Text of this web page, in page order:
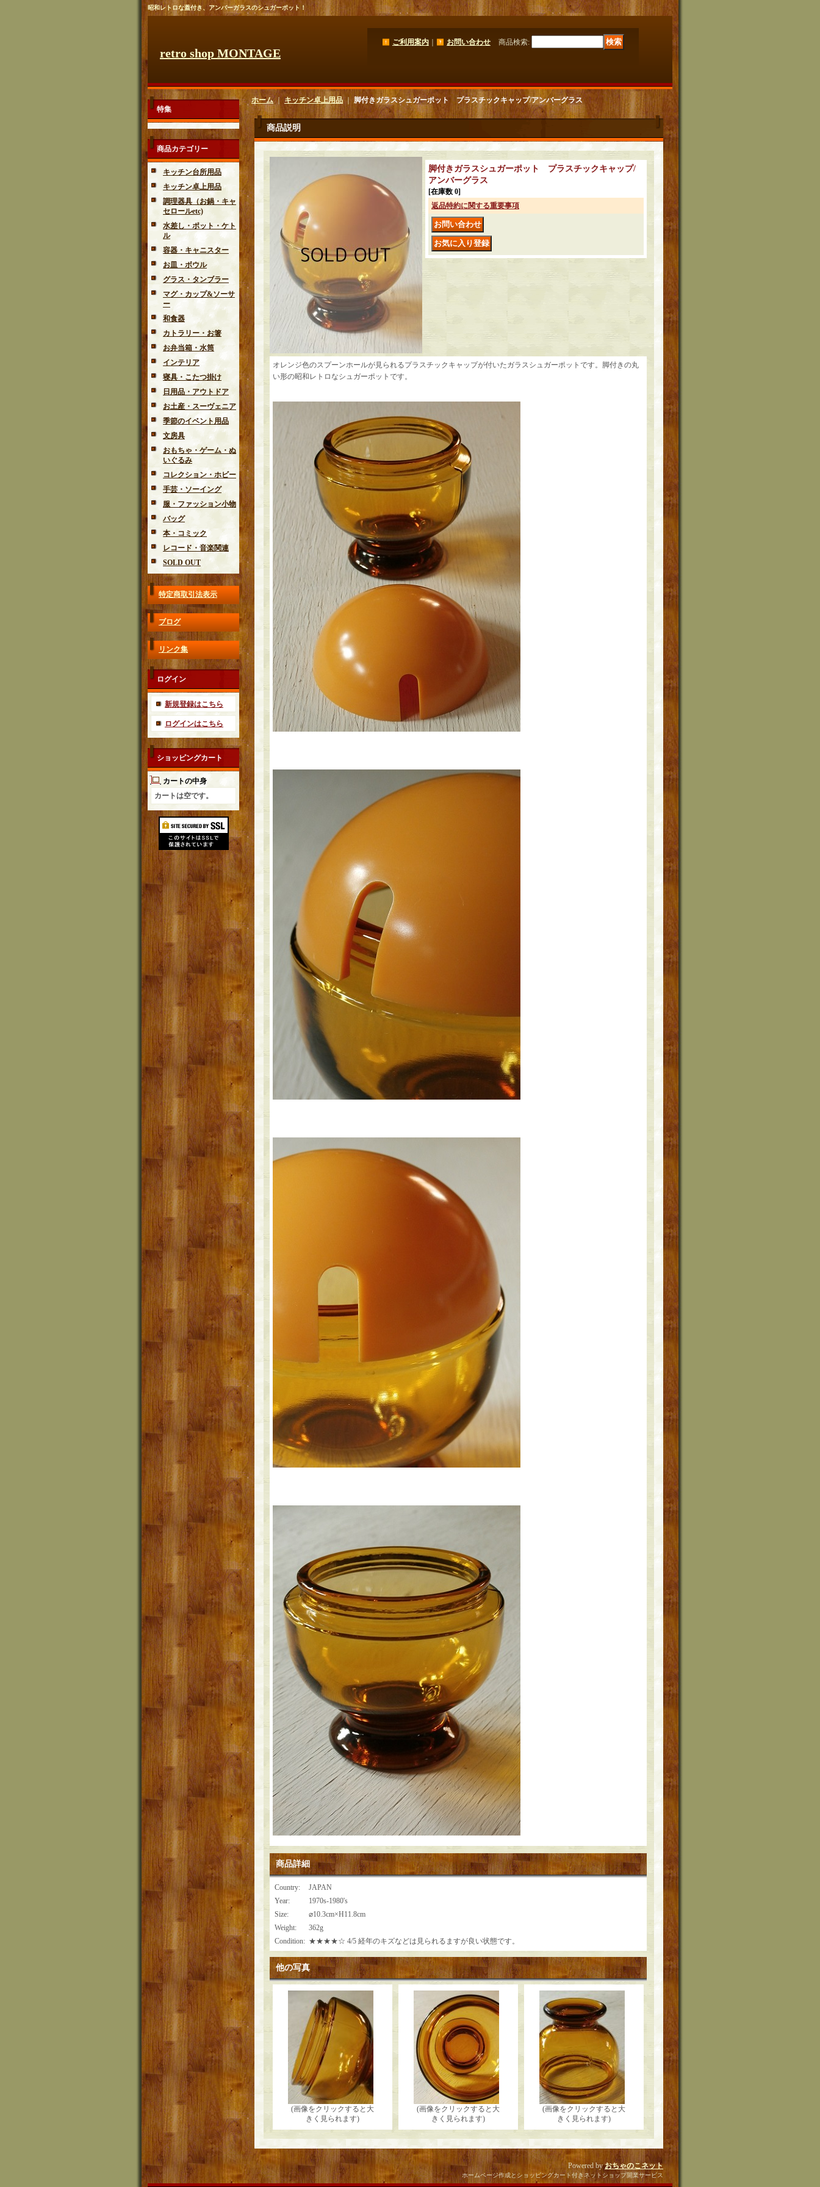
昭和レトロな蓋付き、アンバーガラスのシュガーポット！
retro shop MONTAGE
ご利用案内 お問い合わせ 商品検索:
特集
商品カテゴリー
キッチン台所用品
キッチン卓上用品
調理器具（お鍋・キャ
セロールetc)
水差し・ポット・ケト
ル
容器・キャニスター
お皿・ボウル
グラス・タンブラー
マグ・カップ&ソーサ
ー
和食器
カトラリー・お箸
お弁当箱・水筒
インテリア
寝具・こたつ掛け
日用品・アウトドア
お土産・スーヴェニア
季節のイベント用品
文房具
おもちゃ・ゲーム・ぬ
いぐるみ
コレクション・ホビー
手芸・ソーイング
服・ファッション小物
バッグ
本・コミック
レコード・音楽関連
SOLD OUT
特定商取引法表示
ブログ
リンク集
ログイン
新規登録はこちら
ログインはこちら
ショッピングカート
カートの中身
カートは空です。
ホーム｜ キッチン卓上用品 ｜ 脚付きガラスシュガーポット プラスチックキャップ/アンバーグラス
商品説明
脚付きガラスシュガーポット プラスチックキャップ/
アンバーグラス
[在庫数 0]
返品特約に関する重要事項
オレンジ色のスプーンホールが見られるプラスチックキャップが付いたガラスシュガーポットです。脚付きの丸
い形の昭和レトロなシュガーポットです。
商品詳細
Country:
JAPAN
Year:
1970s-1980's
Size:
⌀10.3cm×H11.8cm
Weight:
362g
Condition: ★★★★☆ 4/5 経年のキズなどは見られるますが良い状態です。
他の写真
(画像をクリックすると大
きく見られます)
(画像をクリックすると大
きく見られます)
(画像をクリックすると大
きく見られます)
Powered byおちゃのこネット
ホームページ作成とショッピングカート付きネットショップ開業サービス